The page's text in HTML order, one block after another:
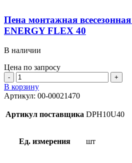
Пена монтажная
ENERGY FLEX 40
В наличии
Цена по запросу
Количество
товара
Пена
монтажная
всесезонная
DONEWELL
FLEX
В корзину
Артикул: 00-00021470
Артикул поставщика DPH10U40
Ед. измерения шт